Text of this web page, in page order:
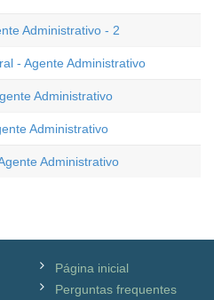
Administrativo - 2
- Agente Administrativo
Administrativo
Administrativo
Administrativo
Página inicial
Perguntas frequentes